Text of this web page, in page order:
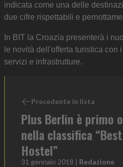
indicata come una delle
due cifre rispettabili e
In BIT la Croazia presenterà i
le novità dell'offerta turistica con
servizi e infrastrutture.
Precedente in lista
Plus Berlin è primo
nella classifica
Hostel”
31 gennaio 2018 | Redazione